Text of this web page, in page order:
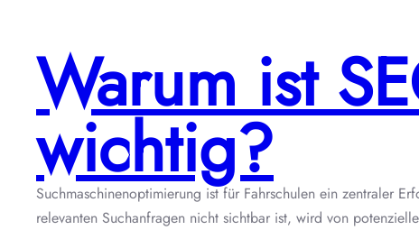
Warum ist
wichtig?
Suchmaschinenoptimierung ist für Fahrschulen ein zentraler
relevanten Suchanfragen nicht sichtbar ist, wird von